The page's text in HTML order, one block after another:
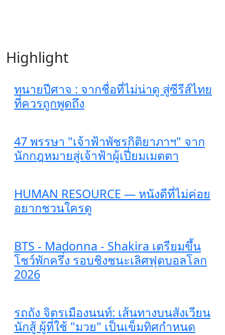
Highlight
ทนายปีศาจ : จากชื่อที่ไม่น่าดู สู่ซีรีส์ไทย
ที่ควรถูกพูดถึง
47 พรรษา "เจ้าฟ้าพัชรกิติยาภาฯ" จาก
นักกฎหมายสู่เจ้าฟ้าผู้เปี่ยมเมตตา
HUMAN RESOURCE — หนังดีที่ไม่ค่อย
อยากชวนใครดู
BTS - Madonna - Shakira เตรียมขึ้น
โชว์พักครึ่ง รอบชิงชนะเลิศฟุตบอลโลก
2026
รถถัง จิตรเมืองนนท์: เส้นทางบนสังเวียน
นักสู้ ผู้ที่ใช้ "มวย" เป็นเข็มทิศกำหนด